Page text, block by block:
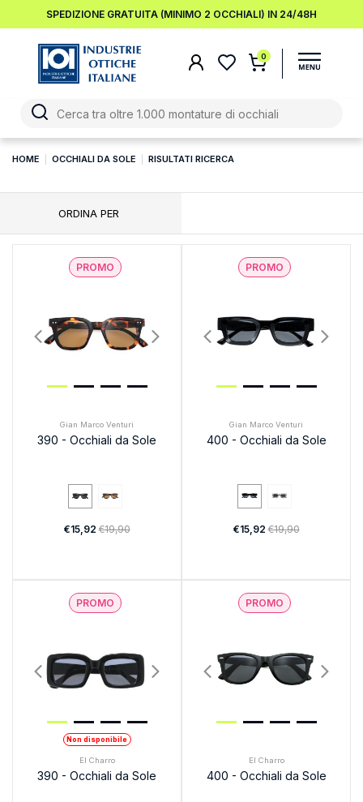
SPEDIZIONE GRATUITA (MINIMO 2 OCCHIALI) IN 24/48H
0
HOME OCCHIALI DA SOLE RISULTATI RICERCA
ORDINA PER
PROMO
Gian Marco Venturi
390 - Occhiali da Sole
€15,92€19,90
PROMO
Gian Marco Venturi
400 - Occhiali da Sole
€15,92€19,90
PROMO
Non disponibile
El Charro
390 - Occhiali da Sole
PROMO
El Charro
400 - Occhiali da Sole